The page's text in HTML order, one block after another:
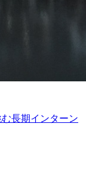
長期インターン